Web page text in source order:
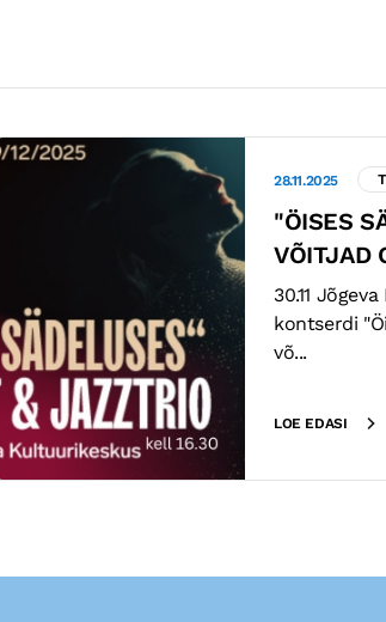
28.11.2025
"ÖISES
VÕITJAD
30.11
kontserdi
võ...
LOE EDASI